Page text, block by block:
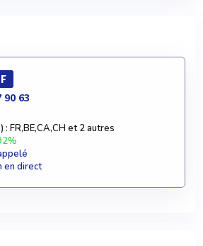
90 63
: FR,BE,CA,CH et 2 autres
en direct